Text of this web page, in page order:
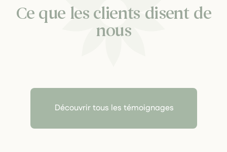
Ce que les clients disent de
nous
Découvrir tous les témoignages